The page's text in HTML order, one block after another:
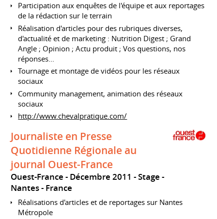
Participation aux enquêtes de l'équipe et aux reportages
de la rédaction sur le terrain
Réalisation d'articles pour des rubriques diverses,
d'actualité et de marketing : Nutrition Digest ; Grand
Angle ; Opinion ; Actu produit ; Vos questions, nos
réponses...
Tournage et montage de vidéos pour les réseaux
sociaux
Community management, animation des réseaux
sociaux
http://www.chevalpratique.com/
Journaliste en Presse
Quotidienne Régionale au
journal Ouest-France
Ouest-France Décembre 2011 Stage
Nantes
France
Réalisations d'articles et de reportages sur Nantes
Métropole